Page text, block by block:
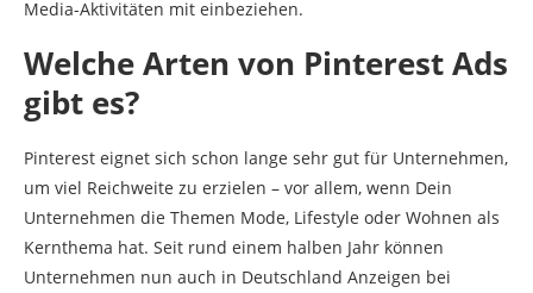
Media-Aktivitäten mit einbeziehen.
Welche Arten von Pinterest Ads
gibt es?
Pinterest eignet sich schon lange sehr gut für Unternehmen,
um viel Reichweite zu erzielen – vor allem, wenn Dein
Unternehmen die Themen Mode, Lifestyle oder Wohnen als
Kernthema hat. Seit rund einem halben Jahr können
Unternehmen nun auch in Deutschland Anzeigen bei